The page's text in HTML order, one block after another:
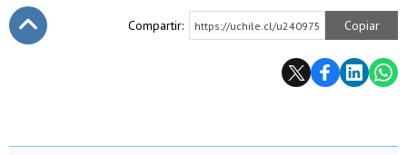
Compartir: https://uchile.cl/u240975 Copiar